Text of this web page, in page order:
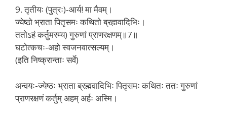
9. तृतीयः (पुत्रः)-आर्य! मा मैवम्।
ज्येष्ठो भ्राता पितृसमः कथितो ब्रह्मवादिभिः।
ततोऽहं कर्तुमस्म्य) गुरुणां प्राणरक्षणम्॥7॥
घटोत्कचः-अहो स्वजनवात्सल्यम्।
(इति निष्क्रान्ताः सर्वे)
अन्वयः-ज्येष्ठः भ्राता ब्रह्मवादिभिः पितृसमः कथितः ततः गुरुणां
प्राणरक्षणं कर्तुम् अहम् अर्हः अस्मि।